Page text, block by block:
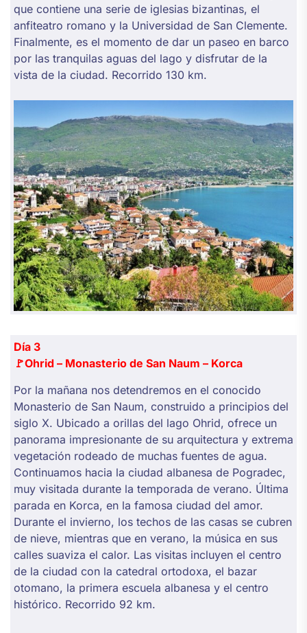
que contiene una serie de iglesias bizantinas, el
anfiteatro romano y la Universidad de San Clemente.
Finalmente, es el momento de dar un paseo en barco
por las tranquilas aguas del lago y disfrutar de la
vista de la ciudad. Recorrido 130 km.
Día 3
🚩Ohrid – Monasterio de San Naum – Korca
Por la mañana nos detendremos en el conocido
Monasterio de San Naum, construido a principios del
siglo X. Ubicado a orillas del lago Ohrid, ofrece un
panorama impresionante de su arquitectura y extrema
vegetación rodeado de muchas fuentes de agua.
Continuamos hacia la ciudad albanesa de Pogradec,
muy visitada durante la temporada de verano. Última
parada en Korca, en la famosa ciudad del amor.
Durante el invierno, los techos de las casas se cubren
de nieve, mientras que en verano, la música en sus
calles suaviza el calor. Las visitas incluyen el centro
de la ciudad con la catedral ortodoxa, el bazar
otomano, la primera escuela albanesa y el centro
histórico. Recorrido 92 km.